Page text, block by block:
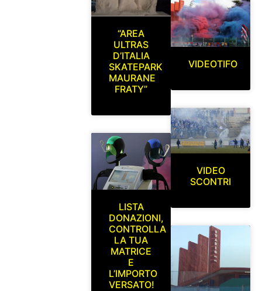
“AREA
ULTRAS
D’ITALIA
SKATEPARK
MAURANE
FRATY”
LISTA
DONAZIONI,
CONTROLLA
LA TUA
MATRICE
E
L’IMPORTO
VERSATO!
VIDEOTIFO
VIDEO
SCONTRI